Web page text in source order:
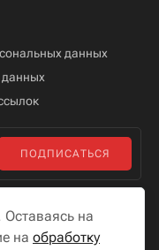
данных
данных
ПОДПИСАТЬСЯ
на
на обработку